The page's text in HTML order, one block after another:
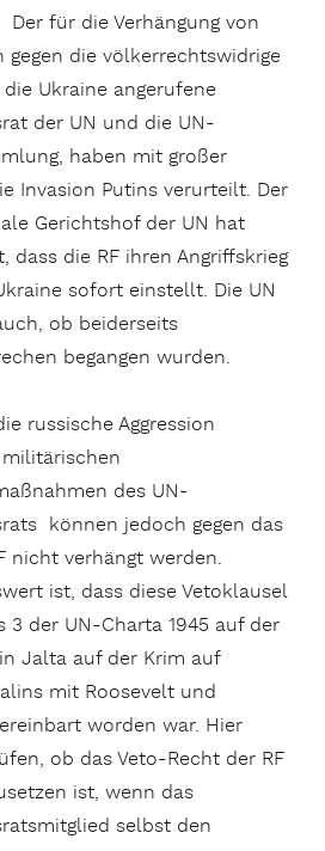
Der für die Verhängung von
gegen die völkerrechtswidrige
Ukraine angerufene
der UN und die UN-
haben mit großer
Invasion Putins verurteilt. Der
Gerichtshof der UN hat
dass die RF ihren Angriffskrieg
sofort einstellt. Die UN
ob beiderseits
begangen wurden.
russische Aggression
des UN-
können jedoch gegen das
nicht verhängt werden.
ist, dass diese Vetoklausel
3 der UN-Charta 1945 auf der
Jalta auf der Krim auf
mit Roosevelt und
worden war. Hier
ob das Veto-Recht der RF
ist, wenn das
selbst den